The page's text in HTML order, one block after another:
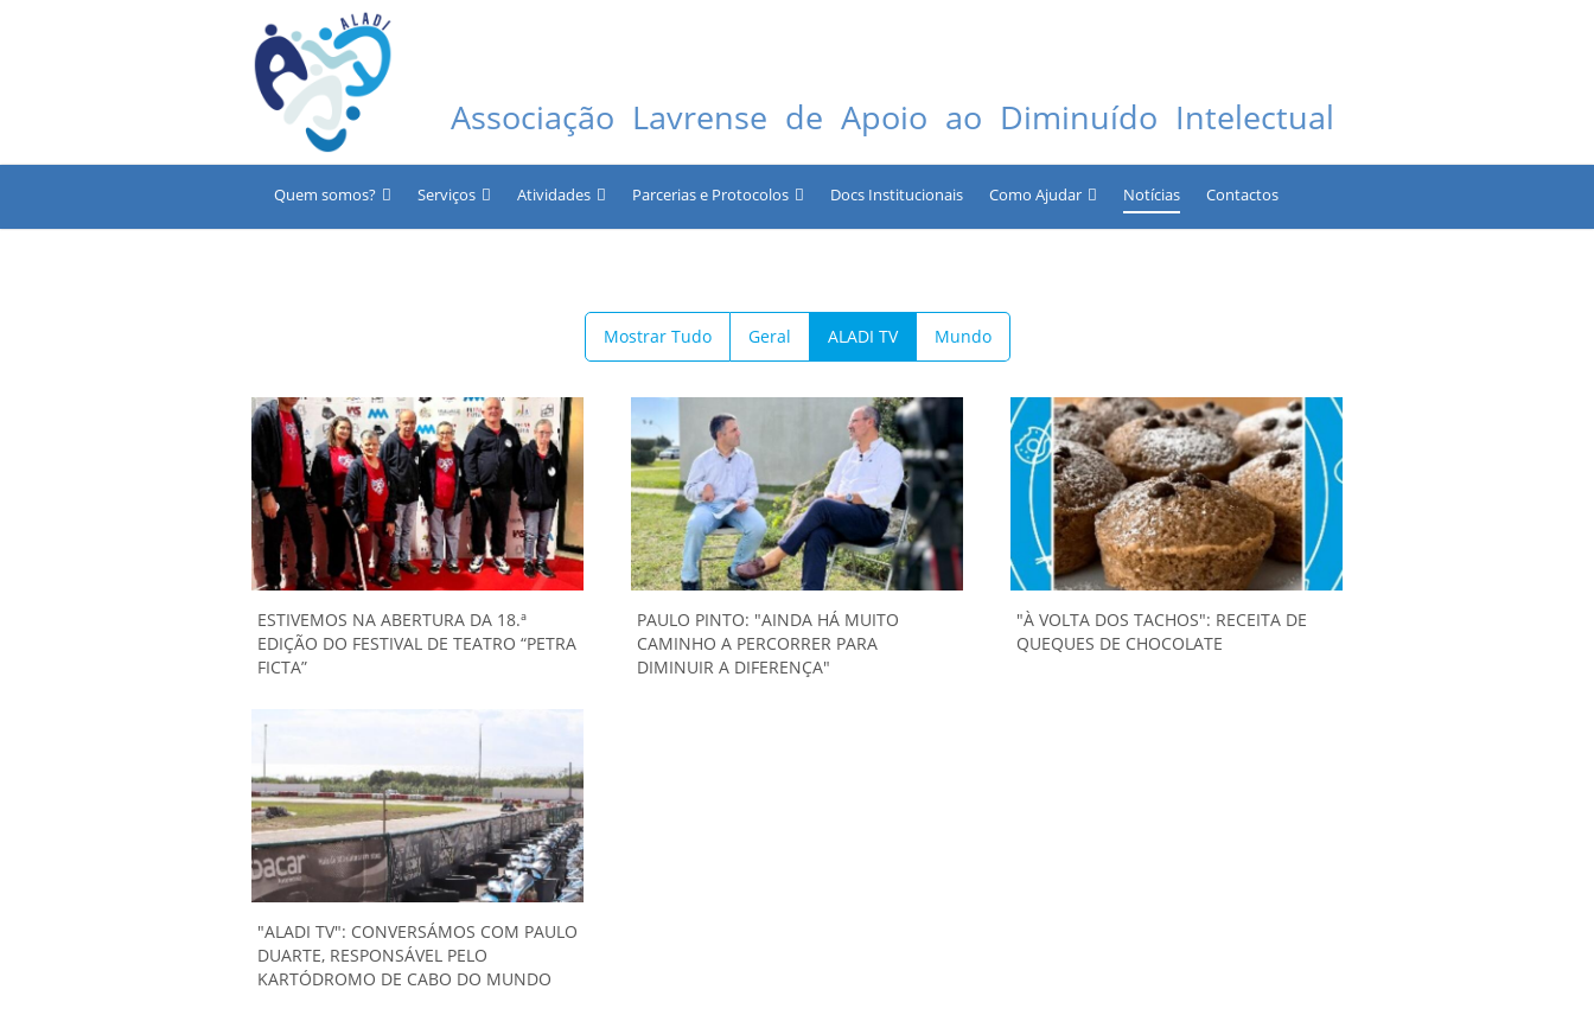
Associação Lavrense de Apoio ao Diminuído Intelectual
Quem somos? Serviços Atividades Parcerias e Protocolos Docs Institucionais Como Ajudar Notícias Contactos
Mostrar Tudo Geral ALADI TV Mundo
ESTIVEMOS NA ABERTURA DA 18.ª
EDIÇÃO DO FESTIVAL DE TEATRO “PETRA
FICTA”
PAULO PINTO: "AINDA HÁ MUITO
CAMINHO A PERCORRER PARA
DIMINUIR A DIFERENÇA"
"À VOLTA DOS TACHOS": RECEITA DE
QUEQUES DE CHOCOLATE
"ALADI TV": CONVERSÁMOS COM PAULO
DUARTE, RESPONSÁVEL PELO
KARTÓDROMO DE CABO DO MUNDO